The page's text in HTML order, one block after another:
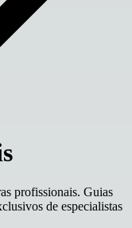
profissionais. Guias
de especialistas